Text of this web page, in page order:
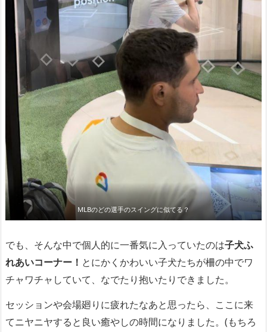
MLBのどの選手のスイングに似てる？
でも、そんな中で個人的に一番気に入っていたのは子犬ふ
れあいコーナー！ とにかくかわいい子犬たちが柵の中でワ
チャワチャしていて、なでたり抱いたりできました。
セッションや会場廻りに疲れたなあと思ったら、ここに来
てニヤニヤすると良い癒やしの時間になりました。(もちろ